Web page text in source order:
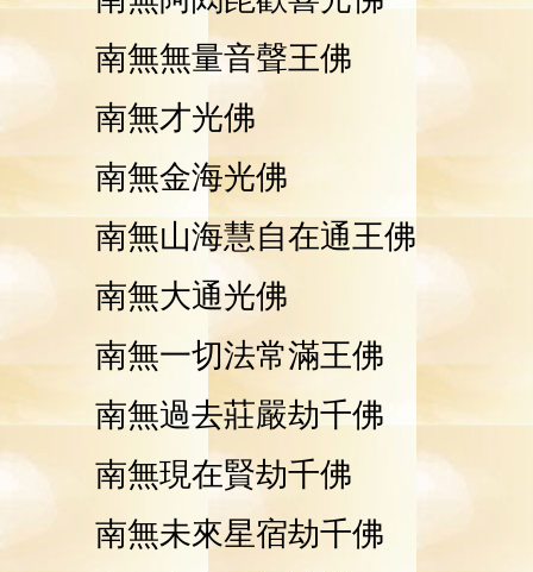
南無無量音聲王佛
南無才光佛
南無金海光佛
南無山海慧自在通王佛
南無大通光佛
南無一切法常滿王佛
南無過去莊嚴劫千佛
南無現在賢劫千佛
南無未來星宿劫千佛